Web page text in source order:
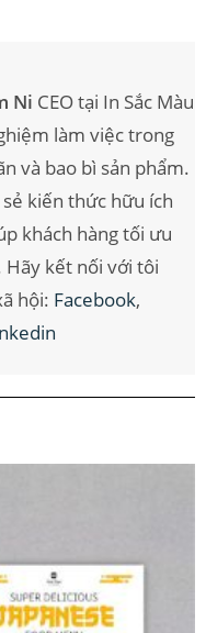
Ni CEO tại In Sắc Màu
làm việc trong
và bao bì sản phẩm.
kiến thức hữu ích
khách hàng tối ưu
Hãy kết nối với tôi
hội: Facebook,